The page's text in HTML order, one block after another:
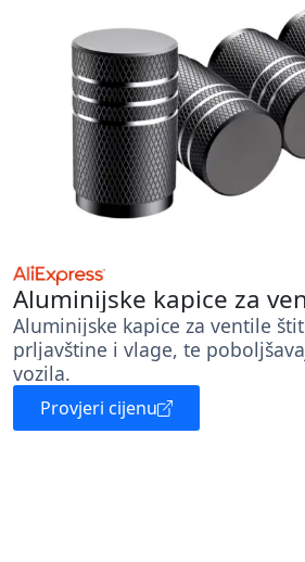
Aluminijske kapice za
Aluminijske kapice za ventile
prljavštine i vlage, te
vozila.
Provjeri cijenu